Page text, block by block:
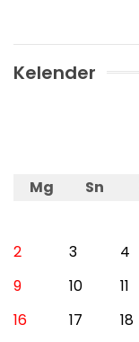
Kelender
Mg Sn
2
3 4
9
10 11
16
17 18